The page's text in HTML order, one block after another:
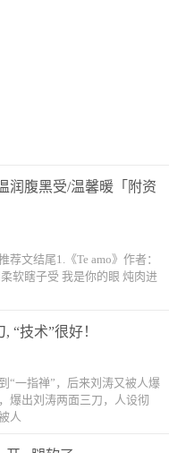
润腹黑受/温馨暖「附资
文结尾1.《Te amo》作者：
软瞎子受 我是你的眼 炖肉进
“技术”很好！
“一指禅”，后来刘涛又被人爆
爆出刘涛两面三刀，人设彻
人